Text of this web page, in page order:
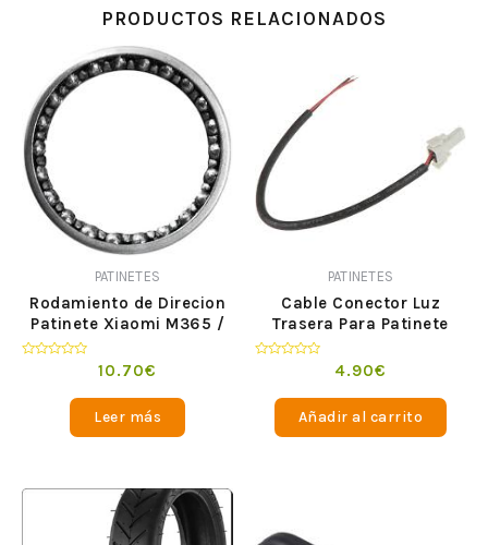
PRODUCTOS RELACIONADOS
PATINETES
Rodamiento de Direcion
Patinete Xiaomi M365 /
10.70€
Leer más
PATINETES
Cable Conector Luz
Trasera Para Patinete
Xiaomi M365
4.90€
Añadir al carrito